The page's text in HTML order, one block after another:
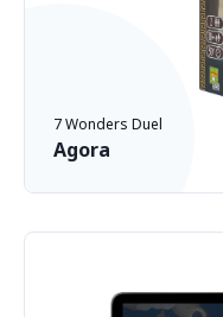
7 Wonders Duel
Agora